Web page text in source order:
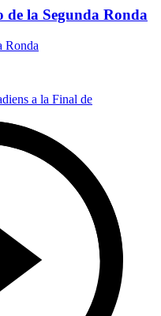
de la Segunda Ronda
Ronda